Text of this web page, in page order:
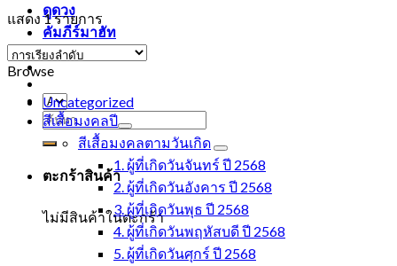
ดูดวง
คัมภีร์มาฮัท
ค้นหา:
ตะกร้าสินค้า
ไม่มีสินค้าในตะกร้า
แสดง 1 รายการ
Browse
Uncategorized
สีเสื้อมงคลปี
สีเสื้อมงคลตามวันเกิด
1. ผู้ที่เกิดวันจันทร์ ปี 2568
2. ผู้ที่เกิดวันอังคาร ปี 2568
3. ผู้ที่เกิดวันพุธ ปี 2568
4. ผู้ที่เกิดวันพฤหัสบดี ปี 2568
5. ผู้ที่เกิดวันศุกร์ ปี 2568